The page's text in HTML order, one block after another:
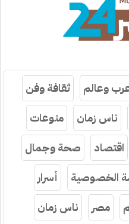
وعالم
ثقافة وفن
ناس زمان
منوعات
اقتصاد
صحة وجمال
الخصوصية
أسرار
مصر ناس زمان